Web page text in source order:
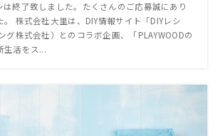
終了致しました。たくさんのご応募誠にあり
株式会社大里は、DIY情報サイト「DIYレシ
グ株式会社）とのコラボ企画、「PLAYWOODの
生活をス...